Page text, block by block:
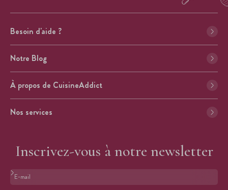
Besoin d'aide ?
Notre Blog
À propos de CuisineAddict
Nos services
Inscrivez-vous à notre newsletter
Format : adresse@email.com